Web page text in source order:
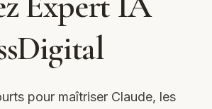
pour maîtriser Claude, les